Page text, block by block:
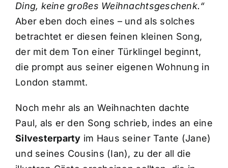
Ding, keine großes Weihnachtsgeschenk.“
Aber eben doch eines – und als solches
betrachtet er diesen feinen kleinen Song,
der mit dem Ton einer Türklingel beginnt,
die prompt aus seiner eigenen Wohnung in
London stammt.
Noch mehr als an Weihnachten dachte
Paul, als er den Song schrieb, indes an eine
Silvesterparty im Haus seiner Tante (Jane)
und seines Cousins (Ian), zu der all die